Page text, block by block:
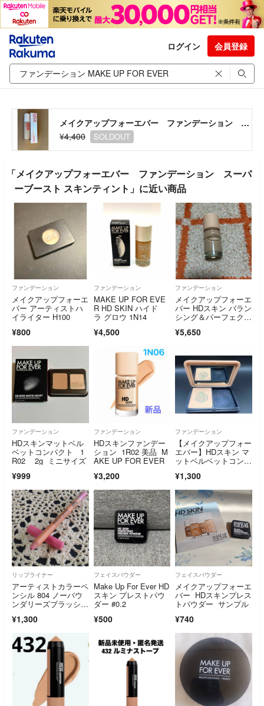
ログイン 会員登録
メイクアップフォーエバー ファンデーション スーパーブースト スキンティント
¥4,400
SOLDOUT
「メイクアップフォーエバー ファンデーション スーパ
ーブースト スキンティント」に近い商品
ファンデーション
メイクアップフォーエ
バー アーティストハ
イライター H100
¥800
ファンデーション
MAKE UP FOR EVE
R HD SKIN ハイド
ラ グロウ 1N14
¥4,500
ファンデーション
メイクアップフォーエ
バー HDスキン バラン
シング＆パーフェクテ
ョン 103N
¥5,650
ファンデーション
HDスキンマットベル
ベットコンパクト 1
R02 2g ミニサイズ
¥999
ファンデーション
HDスキンファンデー
ション 1R02 美品 M
AKE UP FOR EVER
¥3,200
ファンデーション
【メイクアップフォー
エバー】HDスキン マ
ットベルベットコンパ
¥1,300
リップライナー
アーティストカラーペ
ンシル 804 ノーバウ
ンダリーズブラッシ
¥1,300
フェイスパウダー
Make Up For Ever HD
スキン プレストパウ
ダー #0.2
¥500
フェイスパウダー
メイクアップフォーエ
バー HDスキンプレス
トパウダー サンプル
¥740